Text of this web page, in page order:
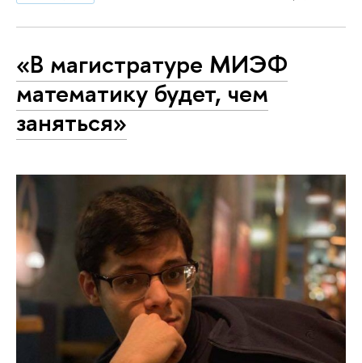
«В магистратуре МИЭФ
математику будет, чем
заняться»